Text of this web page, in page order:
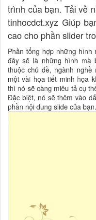
trình của bạn. Tải về
tinhocdct.xyz Giúp
cao cho phần slider
Phần tổng hợp những hình
đây sẽ là những hình mà
thuộc chủ đề, ngành
một vài họa tiết minh họa
thì nó sẽ càng miêu tả cụ
Đặc biệt, nó sẽ thêm vào
phần nội dung slide của bạn.